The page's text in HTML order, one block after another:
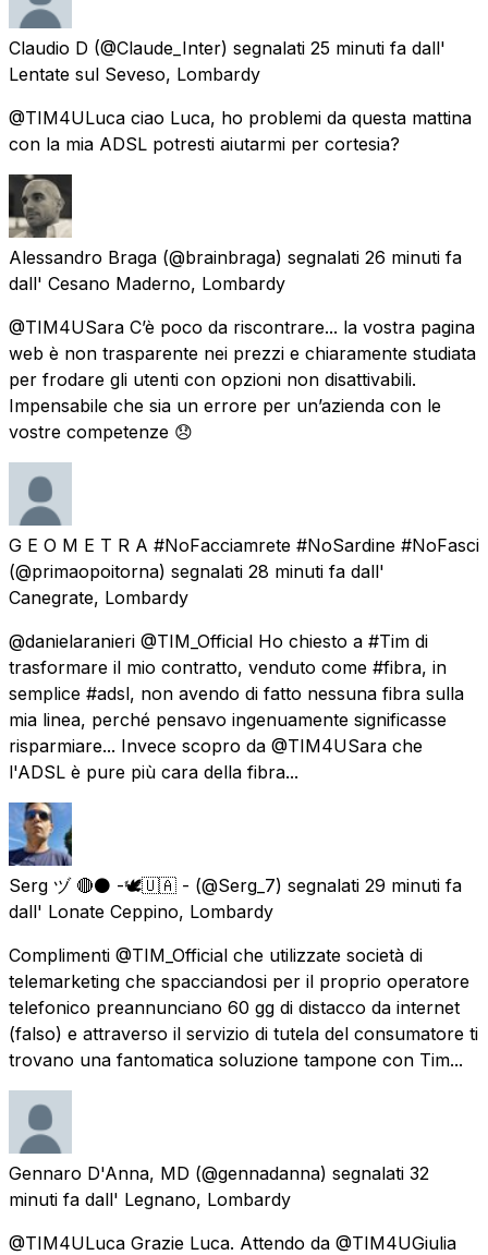
Claudio D (@Claude_Inter) segnalati 25 minuti fa dall'
Lentate sul Seveso, Lombardy
@TIM4ULuca ciao Luca, ho problemi da questa mattina
con la mia ADSL potresti aiutarmi per cortesia?
Alessandro Braga (@brainbraga) segnalati 26 minuti fa
dall' Cesano Maderno, Lombardy
@TIM4USara C’è poco da riscontrare... la vostra pagina
web è non trasparente nei prezzi e chiaramente studiata
per frodare gli utenti con opzioni non disattivabili.
Impensabile che sia un errore per un’azienda con le
vostre competenze 😞
G E O M E T R A #NoFacciamrete #NoSardine #NoFasci
(@primaopoitorna) segnalati 28 minuti fa dall'
Canegrate, Lombardy
@danielaranieri @TIM_Official Ho chiesto a #Tim di
trasformare il mio contratto, venduto come #fibra, in
semplice #adsl, non avendo di fatto nessuna fibra sulla
mia linea, perché pensavo ingenuamente significasse
risparmiare... Invece scopro da @TIM4USara che
l'ADSL è pure più cara della fibra...
Serg ヅ 🔴⚫ -🕊️🇺🇦 - (@Serg_7) segnalati 29 minuti fa
dall' Lonate Ceppino, Lombardy
Complimenti @TIM_Official che utilizzate società di
telemarketing che spacciandosi per il proprio operatore
telefonico preannunciano 60 gg di distacco da internet
(falso) e attraverso il servizio di tutela del consumatore ti
trovano una fantomatica soluzione tampone con Tim...
Gennaro D'Anna, MD (@gennadanna) segnalati 32
minuti fa dall' Legnano, Lombardy
@TIM4ULuca Grazie Luca. Attendo da @TIM4UGiulia